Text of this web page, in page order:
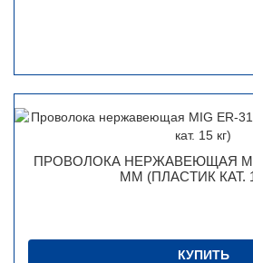
ПРОВОЛОКА НЕРЖАВЕЮЩАЯ
ММ (ПЛАСТИК КАТ.
КУПИТЬ